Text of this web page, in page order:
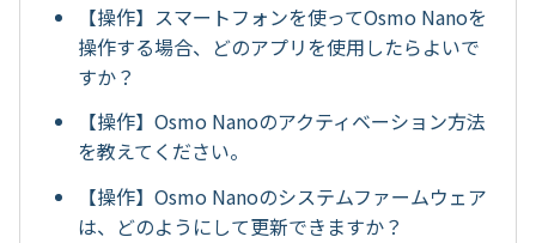
【操作】スマートフォンを使ってOsmo Nanoを
操作する場合、どのアプリを使用したらよいで
すか？
【操作】Osmo Nanoのアクティベーション方法
を教えてください。
【操作】Osmo Nanoのシステムファームウェア
は、どのようにして更新できますか？